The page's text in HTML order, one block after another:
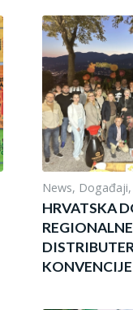
News, Događaji
HRVATSKA
KONVENCIJE